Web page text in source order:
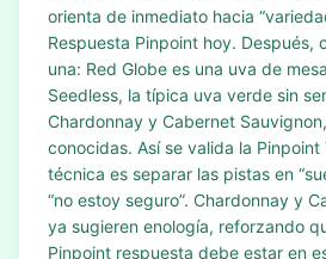
orienta de inmediato hacia
Respuesta Pinpoint hoy. Después,
una: Red Globe es una uva de
Seedless, la típica uva verde sin
Chardonnay y Cabernet
conocidas. Así se valida la
técnica es separar las pistas en
“no estoy seguro”. Chardonnay y
ya sugieren enología, reforzando
Pinpoint respuesta debe estar en